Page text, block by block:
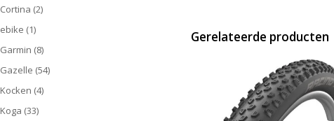
Cortina (2)
ebike (1)
Garmin (8)
Gazelle (54)
Kocken (4)
Koga (33)
Gerelateerde producten